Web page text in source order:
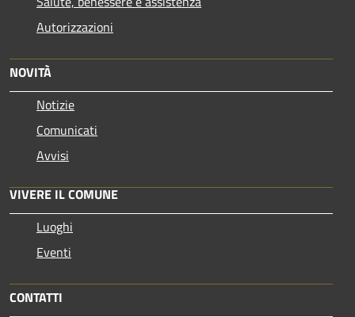
Autorizzazioni
NOVITÀ
Notizie
Comunicati
Avvisi
VIVERE IL COMUNE
Luoghi
Eventi
CONTATTI